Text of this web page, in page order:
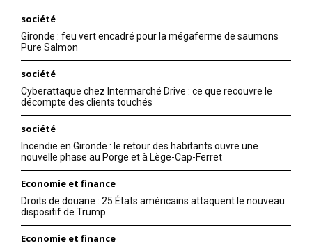
société
Gironde : feu vert encadré pour la mégaferme de saumons
Pure Salmon
société
Cyberattaque chez Intermarché Drive : ce que recouvre le
décompte des clients touchés
société
Incendie en Gironde : le retour des habitants ouvre une
nouvelle phase au Porge et à Lège-Cap-Ferret
Economie et finance
Droits de douane : 25 États américains attaquent le nouveau
dispositif de Trump
Economie et finance